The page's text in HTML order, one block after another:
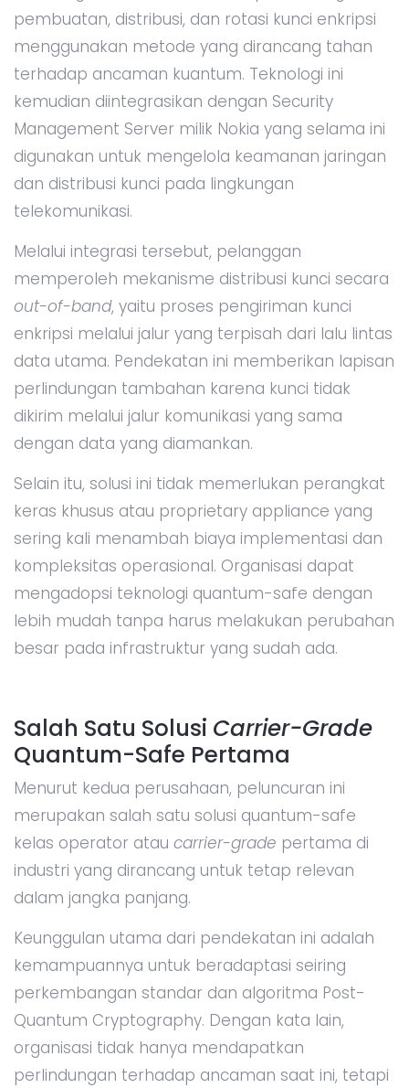
pembuatan, distribusi, dan rotasi kunci enkripsi
menggunakan metode yang dirancang tahan
terhadap ancaman kuantum. Teknologi ini
kemudian diintegrasikan dengan Security
Management Server milik Nokia yang selama ini
digunakan untuk mengelola keamanan jaringan
dan distribusi kunci pada lingkungan
telekomunikasi.
Melalui integrasi tersebut, pelanggan
memperoleh mekanisme distribusi kunci secara
out-of-band, yaitu proses pengiriman kunci
enkripsi melalui jalur yang terpisah dari lalu lintas
data utama. Pendekatan ini memberikan lapisan
perlindungan tambahan karena kunci tidak
dikirim melalui jalur komunikasi yang sama
dengan data yang diamankan.
Selain itu, solusi ini tidak memerlukan perangkat
keras khusus atau proprietary appliance yang
sering kali menambah biaya implementasi dan
kompleksitas operasional. Organisasi dapat
mengadopsi teknologi quantum-safe dengan
lebih mudah tanpa harus melakukan perubahan
besar pada infrastruktur yang sudah ada.
Salah Satu Solusi Carrier-Grade
Quantum-Safe Pertama
Menurut kedua perusahaan, peluncuran ini
merupakan salah satu solusi quantum-safe
kelas operator atau carrier-grade pertama di
industri yang dirancang untuk tetap relevan
dalam jangka panjang.
Keunggulan utama dari pendekatan ini adalah
kemampuannya untuk beradaptasi seiring
perkembangan standar dan algoritma Post-
Quantum Cryptography. Dengan kata lain,
organisasi tidak hanya mendapatkan
perlindungan terhadap ancaman saat ini, tetapi